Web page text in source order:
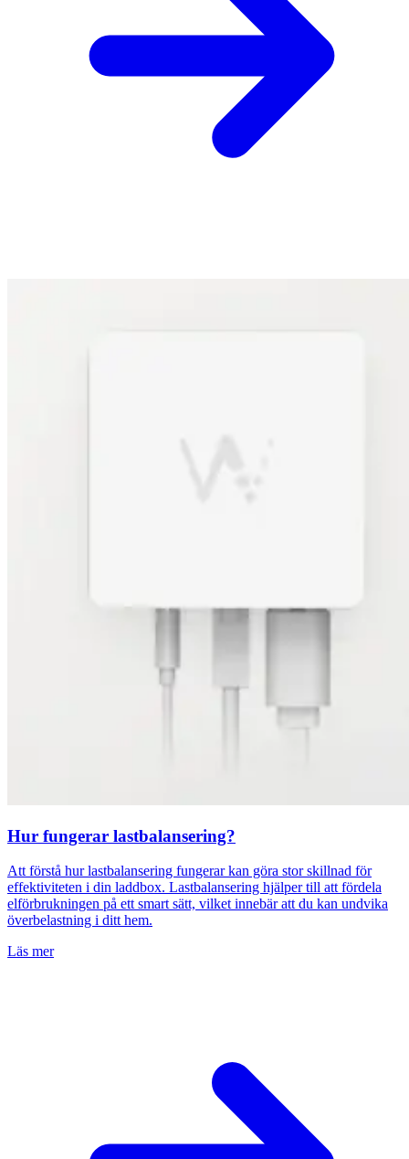
Hur fungerar lastbalansering?
Att förstå hur lastbalansering fungerar kan göra stor skillnad för
effektiviteten i din laddbox. Lastbalansering hjälper till att fördela
elförbrukningen på ett smart sätt, vilket innebär att du kan undvika
överbelastning i ditt hem.
Läs mer